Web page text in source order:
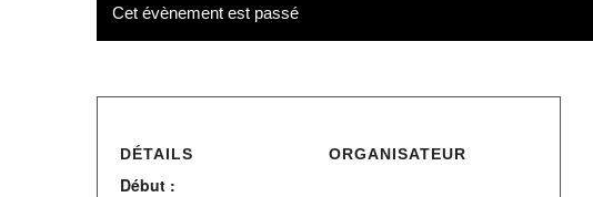
Cet évènement est passé
DÉTAILS
Début :
ORGANISATEUR